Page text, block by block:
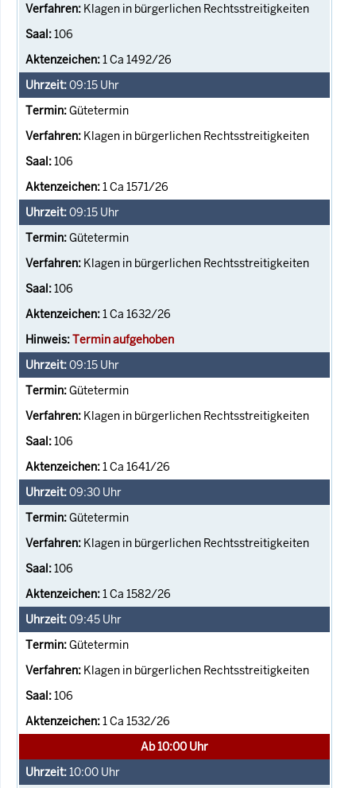
Klagen in bürgerlichen Rechtsstreitigkeiten
106
1 Ca 1492/26
09:15 Uhr
Gütetermin
Klagen in bürgerlichen Rechtsstreitigkeiten
106
1 Ca 1571/26
09:15 Uhr
Gütetermin
Klagen in bürgerlichen Rechtsstreitigkeiten
106
1 Ca 1632/26
Termin aufgehoben
09:15 Uhr
Gütetermin
Klagen in bürgerlichen Rechtsstreitigkeiten
106
1 Ca 1641/26
09:30 Uhr
Gütetermin
Klagen in bürgerlichen Rechtsstreitigkeiten
106
1 Ca 1582/26
09:45 Uhr
Gütetermin
Klagen in bürgerlichen Rechtsstreitigkeiten
106
1 Ca 1532/26
Ab 10:00 Uhr
10:00 Uhr